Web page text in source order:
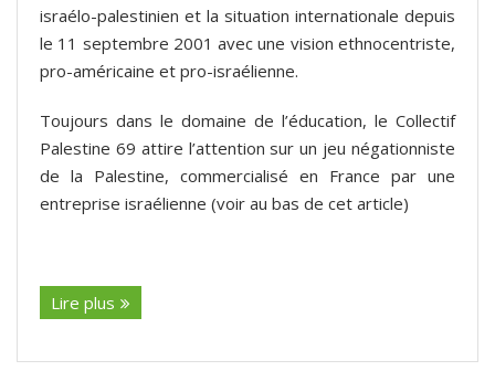
israélo-palestinien et la situation internationale depuis
le 11 septembre 2001 avec une vision ethnocentriste,
pro-américaine et pro-israélienne.
Toujours dans le domaine de l’éducation, le Collectif
Palestine 69 attire l’attention sur un jeu négationniste
de la Palestine, commercialisé en France par une
entreprise israélienne (voir au bas de cet article)
Lire plus